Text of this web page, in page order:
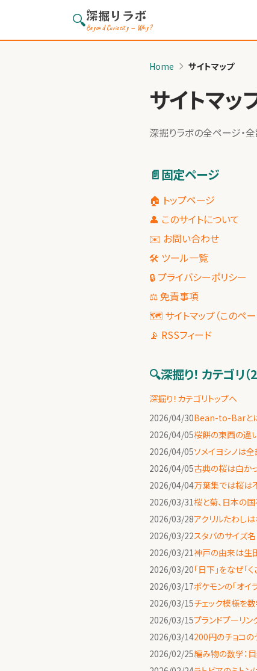
🔍?深掘りラボ
Beyond Curiosity — Why?
Home サイトマップ
サイトマッ
深掘りラボの全ページ・
📄固定ページ
🏠 トップページ
👤 このサイトについて
✉️ お問い合わせ
🛠 ツール一覧
🔒 プライバシーポリシー
⚖️ 免責事項
🗺 サイトマップ（このペー
📡 RSSフィード
🔍深掘り！ カテゴリ（
深掘り！カテゴリトップへ
2026/04/30Bean-to-Barと
2026/04/05桜餅の東西の違
2026/04/05ソメイヨシノは
2026/04/05古典の桜は白か
2026/04/04万葉集では桜は
2026/03/31桜と菊、日本の
2026/03/28アクリルたわし
2026/03/22スタバのサイズ
2026/03/21神戸の由来は生
2026/03/20「日下」をなぜ
2026/03/17ポケモンの「オ
2026/03/15チェック模様を
2026/03/15プランドプーリ
2026/03/14200円のチョコ
2026/02/25編み物の数学：